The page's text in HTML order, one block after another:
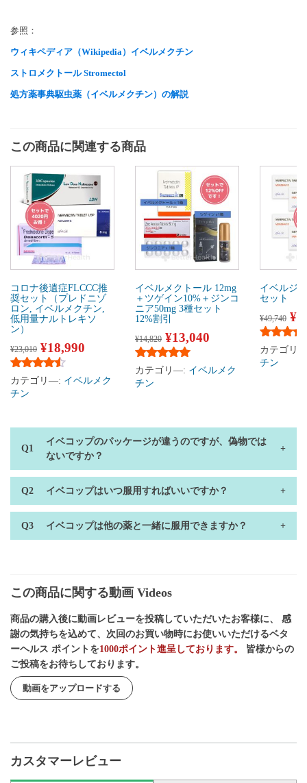
参照：
ウィキペディア（Wikipedia）イベルメクチン
ストロメクトールStromectol
処方薬事典駆虫薬（イベルメクチン）の解説
この商品に関連する商品
コロナ後遺症FLCCC推
奨セット（プレドニゾ
ロン, イベルメクチン,
低用量ナルトレキソ
ン）
¥23,010 ¥18,990
5段階中 4.33の評価
カテゴリ―: イベルメク
チン
イベルメクトール 12mg
＋ツゲイン10%＋ジンコ
ニア50mg 3種セット
12%割引
¥14,820 ¥13,040
5段階中 5.00の評価
カテゴリ―: イベルメク
チン
イベルジ
セット
¥49,740 ¥
5段階中
カテゴリ
チン
イベコップのパッケージが違うのですが、偽物では
ないですか？
イベコップはいつ服用すればいいですか？
イベコップは他の薬と一緒に服用できますか？
この商品に関する動画 Videos
商品の購入後に動画レビューを投稿していただいたお客様に、 感
謝の気持ちを込めて、次回のお買い物時にお使いいただけるベタ
ーヘルス ポイントを1000ポイント進呈しております。
皆様からの
ご投稿をお待ちしております。
動画をアップロードする
カスタマーレビュー